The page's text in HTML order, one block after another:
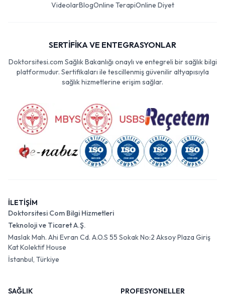
VideolarBlogOnline TerapiOnline Diyet
SERTİFİKA VE ENTEGRASYONLAR
Doktorsitesi.com Sağlık Bakanlığı onaylı ve entegreli bir sağlık bilgi
platformudur. Sertifikaları ile tescillenmiş güvenilir altyapısıyla
sağlık hizmetlerine erişim sağlar.
İLETİŞİM
Doktorsitesi Com Bilgi Hizmetleri
Teknoloji ve Ticaret A.Ş.
Maslak Mah. Ahi Evran Cd. A.O.S 55 Sokak No:2 Aksoy Plaza Giriş
Kat Kolektif House
İstanbul, Türkiye
SAĞLIK
PROFESYONELLER